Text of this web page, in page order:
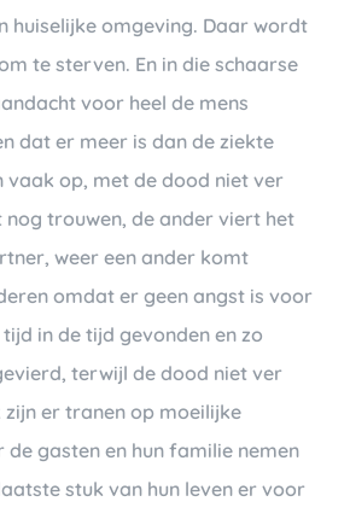
huiselijke omgeving. Daar wordt
te sterven. En in die schaarse
voor heel de mens
dat er meer is dan de ziekte
vaak op, met de dood niet ver
nog trouwen, de ander viert het
weer een ander komt
omdat er geen angst is voor
in de tijd gevonden en zo
terwijl de dood niet ver
er tranen op moeilijke
gasten en hun familie nemen
stuk van hun leven er voor